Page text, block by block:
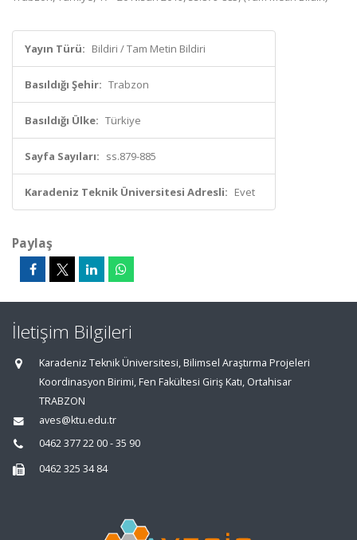
Yayın Türü: Bildiri / Tam Metin Bildiri
Basıldığı Şehir: Trabzon
Basıldığı Ülke: Türkiye
Sayfa Sayıları: ss.879-885
Karadeniz Teknik Üniversitesi Adresli: Evet
Paylaş
İletişim Bilgileri
Karadeniz Teknik Üniversitesi, Bilimsel Araştırma Projeleri
Koordinasyon Birimi, Fen Fakültesi Giriş Katı, Ortahisar
TRABZON
aves@ktu.edu.tr
0462 377 22 00 - 35 90
0462 325 34 84